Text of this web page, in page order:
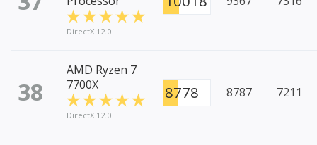
DirectX 12.0
38
AMD Ryzen 7
7700X
DirectX 12.0
8778 8787 7211